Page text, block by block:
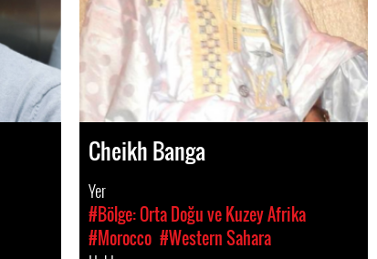
Cheikh Banga
Yer
#Bölge: Orta Doğu ve Kuzey Afrika
#Morocco #Western Sahara